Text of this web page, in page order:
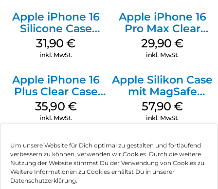
Um unsere Website für Dich optimal zu gestalten und fortlaufend
verbessern zu können, verwenden wir Cookies. Durch die weitere
Nutzung der Website stimmst Du der Verwendung von Cookies zu.
Weitere Informationen zu Cookies erhältst Du in unserer
Datenschutzerklärung.
Apple iPhone 16
Silicone Case
MagSafe Fuchsia
31,90€
inkl. MwSt.
Apple iPhone 16
Pro Max Clear
Case MagSafe
Transparent
29,90€
inkl. MwSt.
Apple iPhone 16
Plus Clear Case
MagSafe
Transparent
35,90 €
inkl. MwSt.
Apple Silikon Case
mit MagSafe
iPhone 14 Pro
(PRODUCT)RED
57,90€
inkl. MwSt.
Impressum